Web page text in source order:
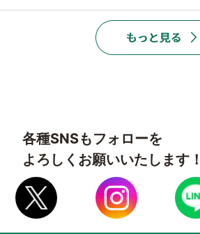
各種SNSもフォローを
よろしくお願いいたします！